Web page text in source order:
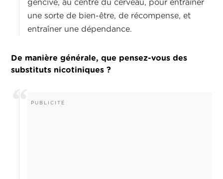
gencive, au centre du cerveau, pour entraîner
une sorte de bien-être, de récompense, et
entraîner une dépendance.
De manière générale, que pensez-vous des
substituts nicotiniques ?